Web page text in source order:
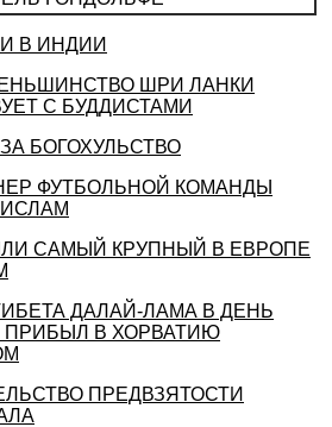
В ИНДИИ
ШРИ ЛАНКИ
С БУДДИСТАМИ
БОГОХУЛЬСТВО
ФУТБОЛЬНОЙ КОМАНДЫ
САМЫЙ КРУПНЫЙ В ЕВРОПЕ
ДАЛАЙ-ЛАМА В ДЕНЬ
В ХОРВАТИЮ
ПРЕДВЗЯТОСТИ